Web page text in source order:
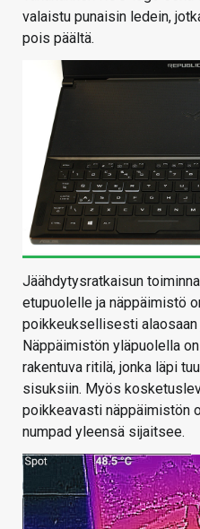
valaistu punaisin ledein,
pois päältä.
Jäähdytysratkaisun
etupuolelle ja näppäimistö
poikkeuksellisesti
Näppäimistön yläpuolella
rakentuva ritilä, jonka läpi
sisuksiin. Myös
poikkeavasti näppäimistön
numpad yleensä sijaitsee.